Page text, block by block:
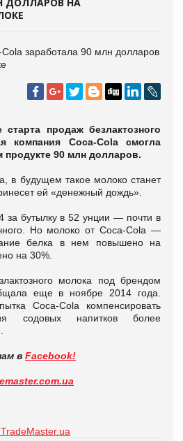
продаж безлактозного
компания Coca-Cola смогла
продукте 90 млн долларов.
в будущем такое молоко станет
ей «денежный дождь».
за бутылку в 52 унции — почти в
Но молоко от Coca-Cola —
белка в нем повышено на
на 30%.
молока под брендом
еще в ноябре 2014 года.
Coca-Cola компенсировать
содовых напитков более
в Facebook!
TradeMaster.ua